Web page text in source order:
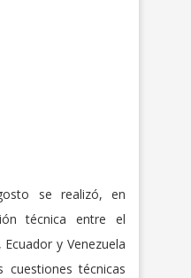
se realizó, en
técnica entre el
Ecuador y Venezuela
técnicas